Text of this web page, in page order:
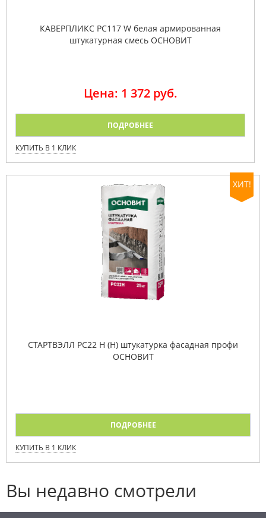
КАВЕРПЛИКС PC117 W белая армированная
штукатурная смесь ОСНОВИТ
Цена: 1 372 руб.
ПОДРОБНЕЕ
КУПИТЬ В 1 КЛИК
ХИТ!
СТАРТВЭЛЛ PC22 H (Н) штукатурка фасадная профи
ОСНОВИТ
ПОДРОБНЕЕ
КУПИТЬ В 1 КЛИК
Вы недавно смотрели